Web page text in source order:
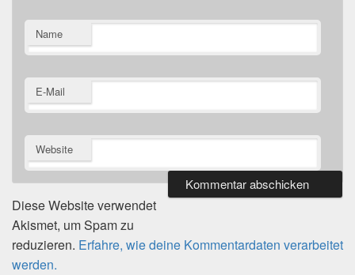
Name
E-Mail
Website
Diese Website verwendet
Akismet, um Spam zu
reduzieren. Erfahre, wie deine Kommentardaten verarbeitet
werden.